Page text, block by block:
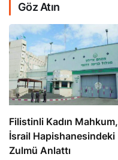
Göz Atın
Filistinli Kadın Mahkum,
İsrail Hapishanesindeki
Zulmü Anlattı